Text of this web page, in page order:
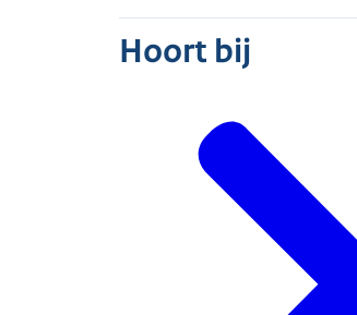
Hoort bij